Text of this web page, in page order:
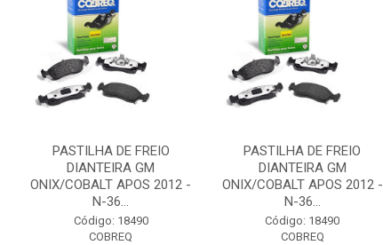
PASTILHA DE FREIO
DIANTEIRA GM
ONIX/COBALT APOS 2012 -
N-36...
Código: 18490
COBREQ
PASTILHA DE FREIO
DIANTEIRA GM
ONIX/COBALT APOS 2012 -
N-36...
Código: 18490
COBREQ